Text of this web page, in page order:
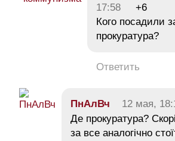
17:58
+6
Кого посадили
прокуратура?
Ответить
ПнАлВч 12 мая,
Де прокуратура?
за все аналогічно